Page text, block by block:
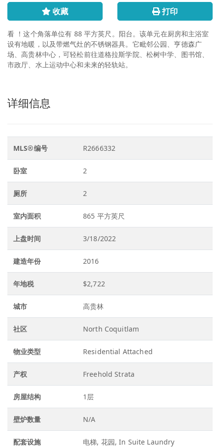
收藏 打印
看 ！这个角落单位有 88 平方英尺。阳台。该单元在厨房和主浴室
设有地暖，以及带燃气灶的不锈钢器具。它毗邻公园、亨德森广
场、高贵林中心，可轻松前往道格拉斯学院、松树中学、图书馆、
市政厅、水上运动中心和未来的轻轨站。
详细信息
MLS®编号 R2666332
卧室 2
厕所 2
室内面积 865 平方英尺
上盘时间 3/18/2022
建造年份 2016
年地税 $2,722
城市 高贵林
社区 North Coquitlam
物业类型 Residential Attached
产权 Freehold Strata
房屋结构 1层
壁炉数量 N/A
配套设施 电梯, 花园, In Suite Laundry